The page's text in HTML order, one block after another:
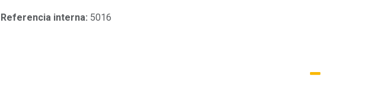
Referencia interna: 5016